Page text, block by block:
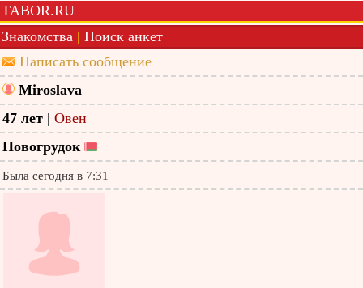
TABOR.RU
Знакомства | Поиск анкет
Написать сообщение
Miroslava
47 лет | Овен
Новогрудок
Была сегодня в 7:31